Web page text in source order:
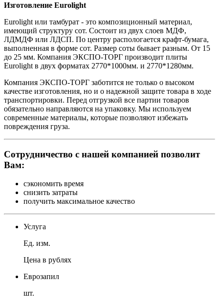
Изготовление Eurolight
Eurolight или тамбурат - это композиционный материал,
имеющий структуру сот. Состоит из двух слоев МДФ,
ЛДМДФ или ЛДСП. По центру распологается крафт-бумага,
выполненная в форме сот. Размер соты бывает разным. От 15
до 25 мм. Компания ЭКСПО-ТОРГ производит плиты
Eurolight в двух форматах 2770*1000мм. и 2770*1280мм.
Компания ЭКСПО-ТОРГ заботится не только о высоком
качестве изготовления, но и о надежной защите товара в ходе
транспортировки. Перед отгрузкой все партии товаров
обязательно направляются на упаковку. Мы используем
современные материалы, которые позволяют избежать
повреждения груза.
Сотрудничество с нашей компанией позволит
Вам:
сэкономить время
снизить затраты
получить максимальное качество
Услуга
Ед. изм.
Цена в рублях
Еврозапил
шт.